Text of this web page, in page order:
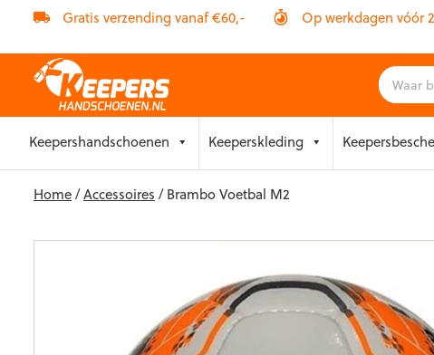
Gratis verzending vanaf €60,- Op werkdagen vóór
toKeepershandschoenen Keeperskleding
Home/Accessoires / Brambo Voetbal M2